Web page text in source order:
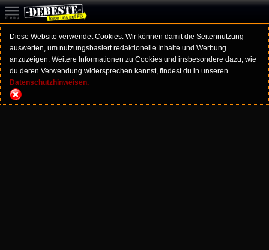
Diese Website verwendet Cookies. Wir können damit die Seitennutzung
auswerten, um nutzungsbasiert redaktionelle Inhalte und Werbung
anzuzeigen. Weitere Informationen zu Cookies und insbesondere dazu, wie
du deren Verwendung widersprechen kannst, findest du in unseren
Datenschutzhinweisen.